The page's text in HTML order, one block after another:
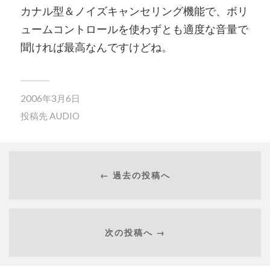
カナル型＆ノイズキャンセリング機能で、ボリ
ュームコントロールを使わずとも適度な音量で
聞ければ最高なんですけどね。
2006年3月6日
投稿先 AUDIO
← 過去の投稿へ
次の投稿へ →